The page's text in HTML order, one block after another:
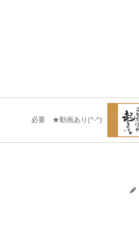
必要 ★動画あり(^-^)